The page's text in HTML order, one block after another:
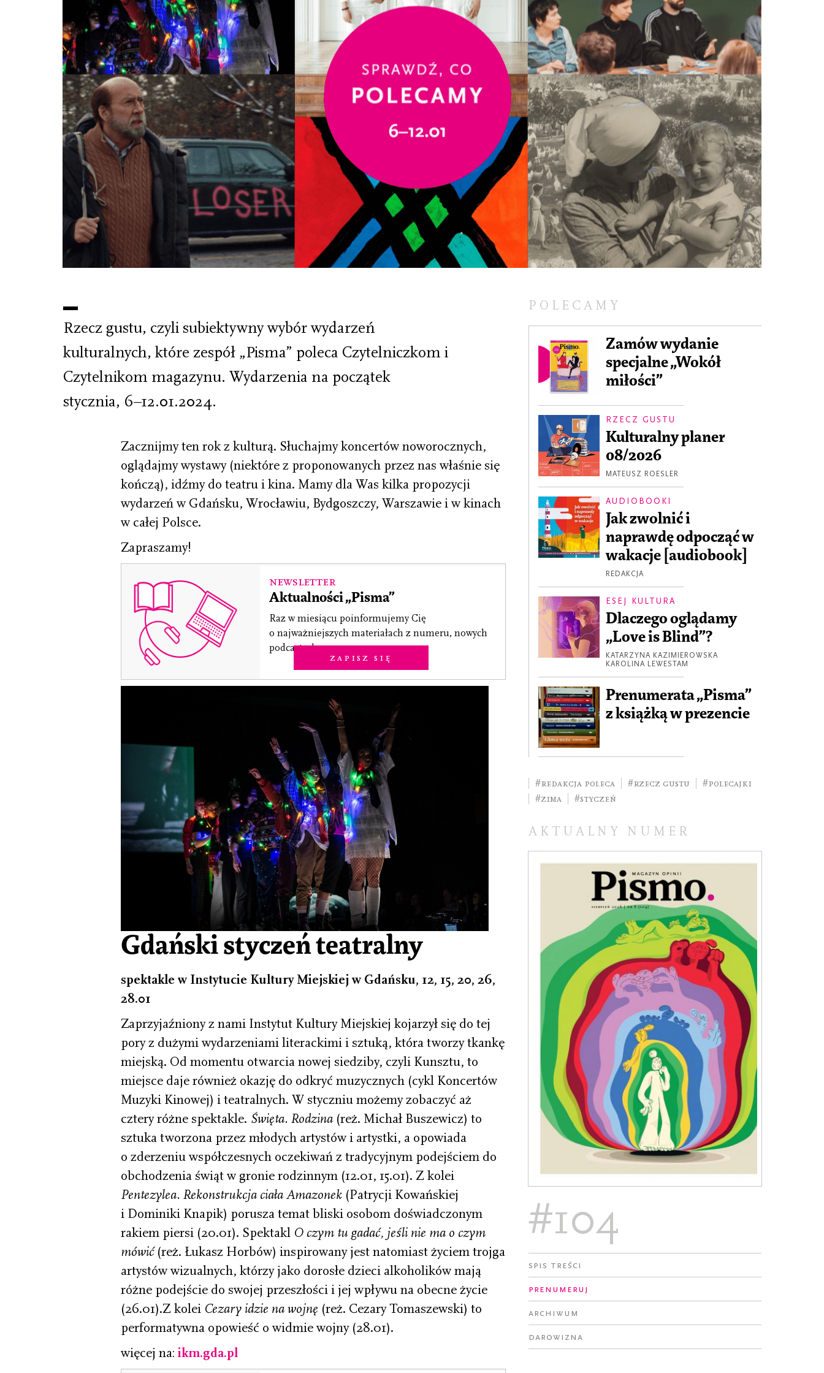
Rzecz gustu, czyli subiektywny wybór wydarzeń
kulturalnych, które zespół „Pisma” poleca Czytelniczkom i
Czytelnikom magazynu. Wydarzenia na początek
stycznia, 6–12.01.2024.
Zacznijmy ten rok z kulturą. Słuchajmy koncertów noworocznych,
oglądajmy wystawy (niektóre z proponowanych przez nas właśnie się
kończą), idźmy do teatru i kina. Mamy dla Was kilka propozycji
wydarzeń w Gdańsku, Wrocławiu, Bydgoszczy, Warszawie i w kinach
w całej Polsce.
Zapraszamy!
Newsletter
Aktualności „Pisma”
Raz w miesiącu poinformujemy Cię
o najważniejszych materiałach z numeru, nowych
podcastach.
Zapisz się
Gdański styczeń teatralny
spektakle w Instytucie Kultury Miejskiej w Gdańsku, 12, 15, 20, 26,
28.01
Zaprzyjaźniony z nami Instytut Kultury Miejskiej kojarzył się do tej
pory z dużymi wydarzeniami literackimi i sztuką, która tworzy tkankę
miejską. Od momentu otwarcia nowej siedziby, czyli Kunsztu, to
miejsce daje również okazję do odkryć muzycznych (cykl Koncertów
Muzyki Kinowej) i teatralnych. W styczniu możemy zobaczyć aż
cztery różne spektakle. Święta. Rodzina (reż. Michał Buszewicz) to
sztuka tworzona przez młodych artystów i artystki, a opowiada
o zderzeniu współczesnych oczekiwań z tradycyjnym podejściem do
obchodzenia świąt w gronie rodzinnym (12.01, 15.01). Z kolei
Pentezylea. Rekonstrukcja ciała Amazonek(Patrycji Kowańskiej
i Dominiki Knapik) porusza temat bliski osobom doświadczonym
rakiem piersi (20.01). Spektakl O czym tu gadać, jeśli nie ma o czym
mówić(reż. Łukasz Horbów) inspirowany jest natomiast życiem trojga
artystów wizualnych, którzy jako dorosłe dzieci alkoholików mają
różne podejście do swojej przeszłości i jej wpływu na obecne życie
(26.01).Z kolei Cezary idzie na wojnę (reż. Cezary Tomaszewski) to
performatywna opowieść o widmie wojny (28.01).
więcej na: ikm.gda.pl
POLECAMY
Zamów wydanie
specjalne „Wokół
miłości”
RZECZ GUSTU
Kulturalny planer
08/2026
MATEUSZ ROESLER
AUDIOBOOKI
Jak zwolnić i
naprawdę odpocząć w
wakacje [audiobook]
REDAKCJA
ESEJ KULTURA
Dlaczego oglądamy
„Love is Blind”?
KATARZYNA KAZIMIEROWSKA
KAROLINA LEWESTAM
Prenumerata „Pisma”
z książką w prezencie
#redakcja poleca #rzecz gustu
#polecajki
#zima
#styczeń
AKTUALNY NUMER
#104
Spis treści
Prenumeruj
Archiwum
Darowizna